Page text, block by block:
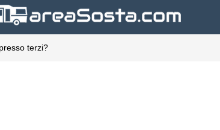
terzi?